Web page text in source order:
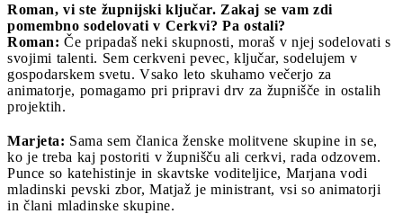
Roman, vi ste župnijski ključar. Zakaj se vam zdi
pomembno sodelovati v Cerkvi? Pa ostali?
Roman: Če pripadaš neki skupnosti, moraš v njej sodelovati s
svojimi talenti. Sem cerkveni pevec, ključar, sodelujem v
gospodarskem svetu. Vsako leto skuhamo večerjo za
animatorje, pomagamo pri pripravi drv za župnišče in ostalih
projektih.
Marjeta: Sama sem članica ženske molitvene skupine in se,
ko je treba kaj postoriti v župnišču ali cerkvi, rada odzovem.
Punce so katehistinje in skavtske voditeljice, Marjana vodi
mladinski pevski zbor, Matjaž je ministrant, vsi so animatorji
in člani mladinske skupine.